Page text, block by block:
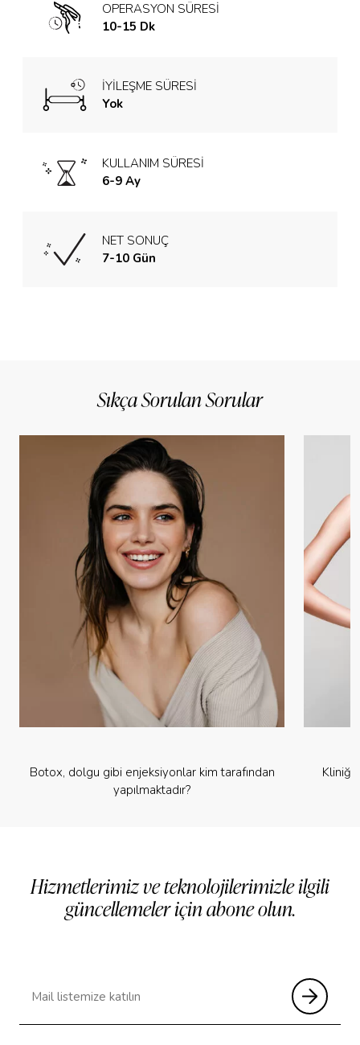
OPERASYON SÜRESİ
10-15 Dk
İYİLEŞME SÜRESİ
Yok
KULLANIM SÜRESİ
6-9 Ay
NET SONUÇ
7-10 Gün
Sıkça Sorulan Sorular
Botox, dolgu gibi enjeksiyonlar kim tarafından
yapılmaktadır?
Hizmetlerimiz ve teknolojilerimizle ilgili
güncellemeler için abone olun.